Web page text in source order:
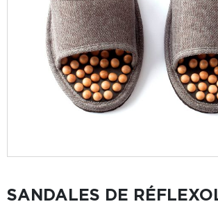
SANDALES DE